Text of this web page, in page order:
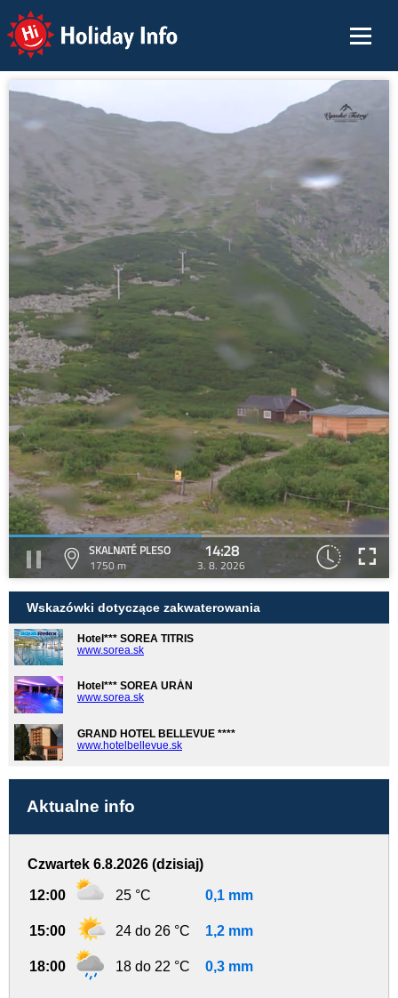
Holiday Info
SKALNATÉ PLESO
1750 m
14:28
3. 8. 2026
Wskazówki dotyczące zakwaterowania
Hotel*** SOREA TITRIS
www.sorea.sk
Hotel*** SOREA URÁN
www.sorea.sk
GRAND HOTEL BELLEVUE ****
www.hotelbellevue.sk
Aktualne info
Czwartek 6.8.2026 (dzisiaj)
12:00 25 °C 0,1 mm
15:00 24 do 26 °C 1,2 mm
18:00 18 do 22 °C 0,3 mm